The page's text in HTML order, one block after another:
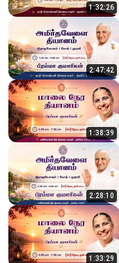
1:32:26
2:47:42
1:38:39
2:28:10
1:33:29